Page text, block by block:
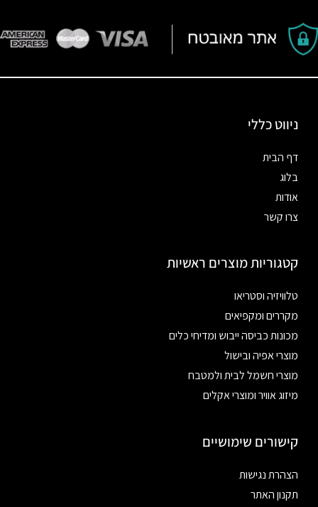
ניווט כללי
דף הבית
בלוג
אודות
צרו קשר
קטגוריות מוצרים ראשיות
טלוויזיה וסטריאו
מקררים ומקפיאים
מכונות כביסה ייבוש ומדיחי כלים
מוצרי אפיה ובישול
מוצרי חשמל לבית ולמטבח
מיזוג אוויר ומוצרי אקלים
קישורים שימושיים
הצהרת נגישות
תקנון האתר